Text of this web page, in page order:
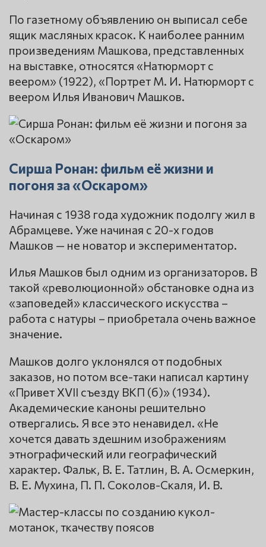
По газетному объявлению он выписал себе
ящик масляных красок. К наиболее ранним
произведениям Машкова, представленных
на выставке, относятся «Натюрморт с
веером» (1922), «Портрет М. И. Натюрморт с
веером Илья Иванович Машков.
Сирша Ронан: фильм её жизни и
погоня за «Оскаром»
Начиная с 1938 года художник подолгу жил в
Абрамцеве. Уже начиная с 20-х годов
Машков — не новатор и экспериментатор.
Илья Машков был одним из организаторов. В
такой «революционной» обстановке одна из
«заповедей» классического искусства –
работа с натуры – приобретала очень важное
значение.
Машков долго уклонялся от подобных
заказов, но потом все-таки написал картину
«Привет XVII съезду ВКП (б)» (1934).
Академические каноны решительно
отвергались. Я все это ненавидел. «Не
хочется давать здешним изображениям
этнографический или географический
характер. Фальк, В. Е. Татлин, В. А. Осмеркин,
В. Е. Мухина, П. П. Соколов-Скаля, И. В.